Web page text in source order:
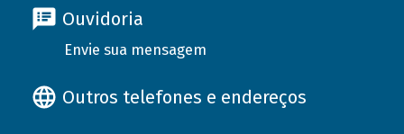
Ouvidoria
Envie sua mensagem
Outros telefones e endereços